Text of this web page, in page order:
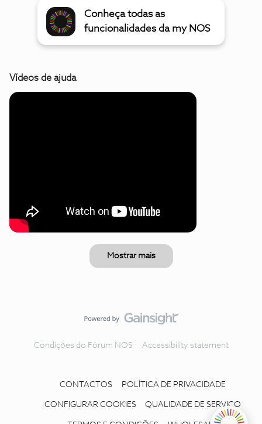
Conheça todas as
funcionalidades da my NOS
Vídeos de ajuda
Mostrar mais
Condições do Fórum NOS Accessibility statement
CONTACTOS POLÍTICA DE PRIVACIDADE
CONFIGURAR COOKIES QUALIDADE DE SERVIÇO